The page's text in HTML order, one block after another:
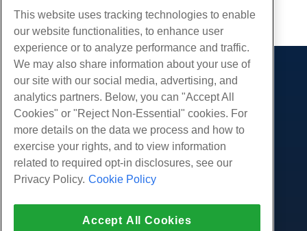
Produkte
Web-Hosting
Business Hosting
Reseller Hosting
White Label Reseller
Verwaltete Linux. VPS
Verwaltete Fenster. VPS
Nicht verwaltetes Windows VPS
Dienstleistungen
Website-Migrationen
Gemeinschaft
Produktdokumentation
Tutorials
Unternehmen
Über uns
Datenschutz-Bestimmungen
Unterstützung
This website uses tracking technologies to enable
our website functionalities, to enhance user
experience or to analyze performance and traffic.
We may also share information about your use of
our site with our social media, advertising, and
analytics partners. Below, you can "Accept All
Cookies" or "Reject Non-Essential" cookies. For
more details on the data we process and how to
exercise your rights, and to view information
related to required opt-in disclosures, see our
Privacy Policy. Cookie Policy
Accept All Cookies